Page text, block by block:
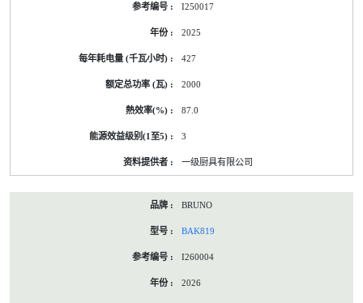
I250017
2025
427
2000
87.0
3
一级厨具有限公司
BRUNO
BAK819
I260004
2026